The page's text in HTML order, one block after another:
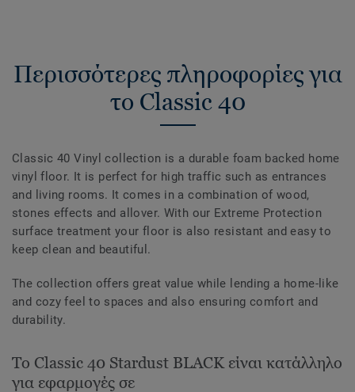
Περισσότερες πληροφορίες για
το Classic 40
Classic 40 Vinyl collection is a durable foam backed home
vinyl floor. It is perfect for high traffic such as entrances
and living rooms. It comes in a combination of wood,
stones effects and allover. With our Extreme Protection
surface treatment your floor is also resistant and easy to
keep clean and beautiful.
The collection offers great value while lending a home-like
and cozy feel to spaces and also ensuring comfort and
durability.
Το Classic 40 Stardust BLACK είναι κατάλληλο
για εφαρμογές σε